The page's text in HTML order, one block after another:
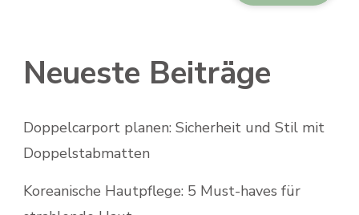
Neueste Beiträge
Doppelcarport planen: Sicherheit und Stil mit
Doppelstabmatten
Koreanische Hautpflege: 5 Must-haves für